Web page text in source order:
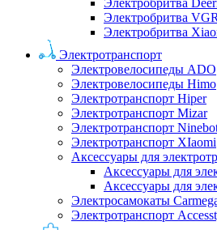
Электробритва
Электробритва VGR
Электробритва
Электротранспорт
Электровелосипеды ADO
Электровелосипеды Himo
Электротранспорт Hiper
Электротранспорт Mizar
Электротранспорт
Электротранспорт XIaomi
Аксессуары для
Аксессуары для
Аксессуары для
Электросамокаты
Электротранспорт